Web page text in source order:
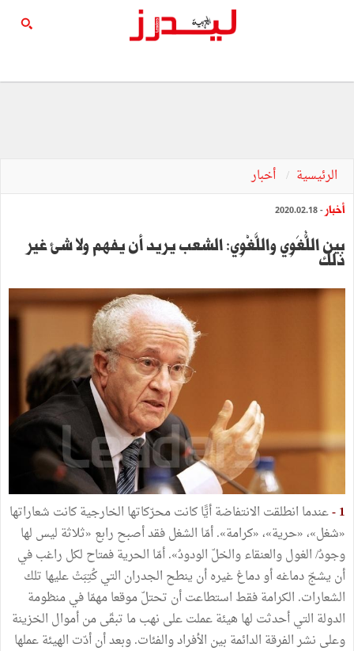
الرئيسية أخبار
أخبار - 2020.02.18
بين اللُّغَوِي واللَّغْوِي: الشعب يريد أن يفهم ولا شيء غير
ذلك
1 - عندما انطلقت الانتفاضة أيًّا كانت محرّكاتها الخارجية كانت شعاراتها
«شغل»، «حرية»، «كرامة». أمّا الشغل فقد أصبح رابع «ثلاثة ليس لها
وجودُ/ الغول والعنقاء والخلّ الودودُ». أمّا الحرية فمتاح لكل راغب في
أن يشجّ دماغه أو دماغ غيره أن ينطح الجدران التي كُتِبَتْ عليها تلك
الشعارات. الكرامة فقط استطاعت أن تحتلّ موقعا مهمّا في منظومة
الدولة التي أحدثت لها هيئة عملت على نهب ما تبقّى من أموال الخزينة
وعلى نشر الفرقة الدائمة بين الأفراد والفئات. وبعد أن أدّت الهيئة عملها